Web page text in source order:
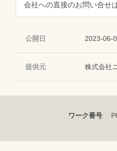
会社への直接のお問い合せ
公開日 2023-06-
提供元 株式会社
ワーク番号